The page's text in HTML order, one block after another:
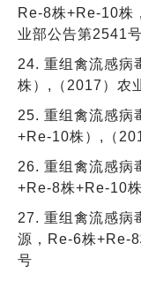
Re-8株+Re-10株
业部公告第2541号
24. 重组禽流感病
株）,（2017）农
25. 重组禽流感病
+Re-10株）,（
26. 重组禽流感病
+Re-8株+Re-10
27. 重组禽流感病
源，Re-6株+Re-
号